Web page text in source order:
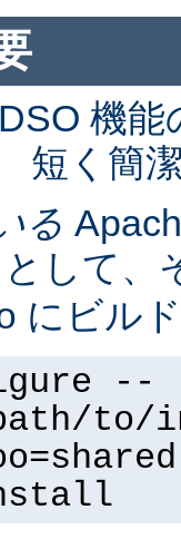
機
短く簡
る
として、
にビル
--